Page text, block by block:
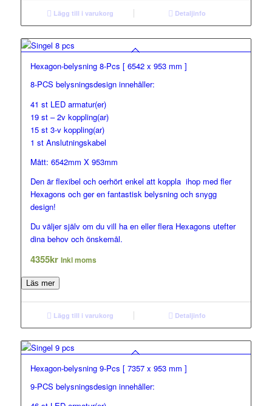
Lägg till i varukorg Detaljinfo
Hexagon-belysning 8-Pcs [ 6542 x 953 mm ]
8-PCS belysningsdesign innehåller:
41 st LED armatur(er)
19 st – 2v koppling(ar)
15 st 3-v koppling(ar)
1 st Anslutningskabel
Mått: 6542mm X 953mm
Den är flexibel och oerhört enkel att koppla ihop med fler
Hexagons och ger en fantastisk belysning och snygg
design!
Du väljer själv om du vill ha en eller flera Hexagons utefter
dina behov och önskemål.
4355kr Inkl moms
Läs mer
Lägg till i varukorg Detaljinfo
Hexagon-belysning 9-Pcs [ 7357 x 953 mm ]
9-PCS belysningsdesign innehåller: